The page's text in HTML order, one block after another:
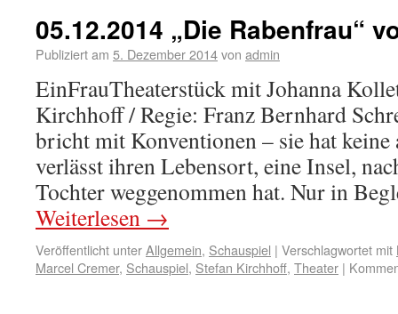
05.12.2014 „Die Rabenfrau“
Publiziert am 5. Dezember 2014von admin
EinFrauTheaterstück mit Johanna
Kirchhoff / Regie: Franz Bernhard
bricht mit Konventionen – sie hat keine
verlässt ihren Lebensort, eine Insel,
Tochter weggenommen hat. Nur in
Weiterlesen →
Veröffentlicht unterAllgemein, Schauspiel | Verschlagwortet mit
Marcel Cremer, Schauspiel, Stefan Kirchhoff, Theater |